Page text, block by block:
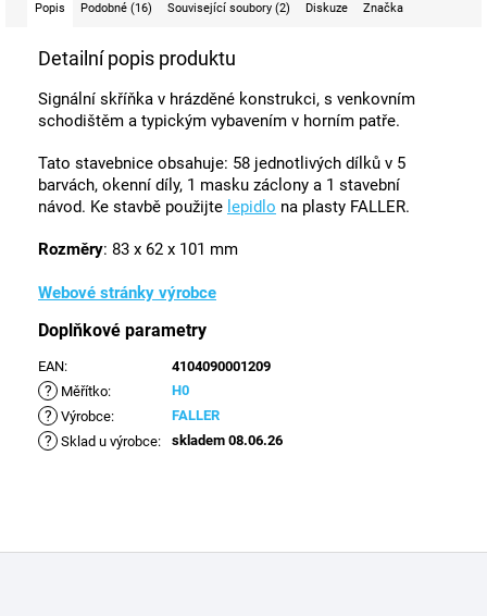
Popis Podobné (16) Související soubory (2) Diskuze Značka
Detailní popis produktu
Signální skříňka v hrázděné konstrukci, s venkovním
schodištěm a typickým vybavením v horním patře.
Tato stavebnice obsahuje: 58 jednotlivých dílků v 5
barvách, okenní díly, 1 masku záclony a 1 stavební
návod. Ke stavbě použijte lepidlo na plasty FALLER.
Rozměry: 83 x 62 x 101 mm
Webové stránky výrobce
Doplňkové parametry
EAN: 4104090001209
? Měřítko: H0
? Výrobce: FALLER
? Sklad u výrobce: skladem 08.06.26